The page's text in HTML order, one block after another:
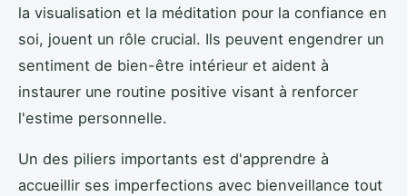
la visualisation et la méditation pour la confiance en
soi, jouent un rôle crucial. Ils peuvent engendrer un
sentiment de bien-être intérieur et aident à
instaurer une routine positive visant à renforcer
l'estime personnelle.
Un des piliers importants est d'apprendre à
accueillir ses imperfections avec bienveillance tout